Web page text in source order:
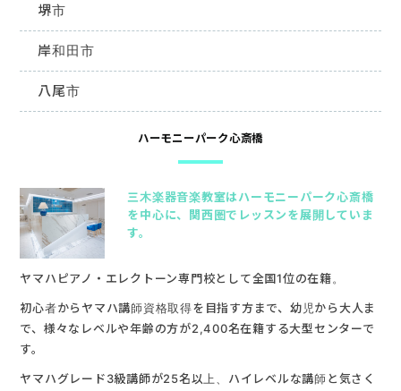
堺市
岸和田市
八尾市
ハーモニーパーク心斎橋
三木楽器音楽教室はハーモニーパーク心斎橋
を中心に、関西圏でレッスンを展開していま
す。
ヤマハピアノ・エレクトーン専門校として全国1位の在籍。
初心者からヤマハ講師資格取得を目指す方まで、幼児から大人ま
で、様々なレベルや年齢の方が2,400名在籍する大型センターで
す。
ヤマハグレード3級講師が25名以上、ハイレベルな講師と気さく